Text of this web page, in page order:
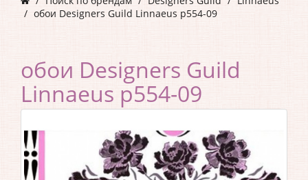
обои Designers Guild Linnaeus p554-09
обои Designers Guild
Linnaeus p554-09